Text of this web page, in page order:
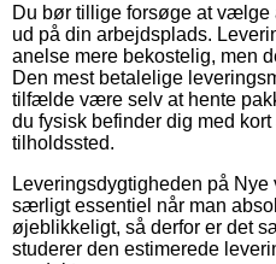
Du bør tillige forsøge at vælge
ud på din arbejdsplads.
anelse mere bekostelig, men
Den mest betalelige
tilfælde være selv at hente
du fysisk befinder dig med
tilholdssted.
Leveringsdygtigheden på
særligt essentiel når man
øjeblikkeligt, så derfor er det
studerer den estimerede